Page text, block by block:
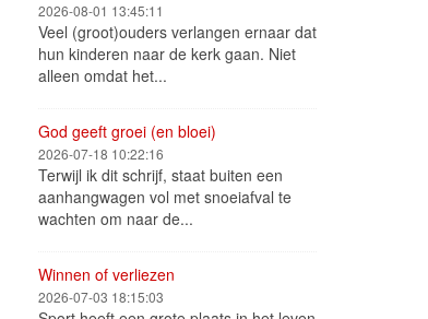
2026-08-01 13:45:11
Veel (groot)ouders verlangen ernaar dat
hun kinderen naar de kerk gaan. Niet
alleen omdat het...
God geeft groei (en bloei)
2026-07-18 10:22:16
Terwijl ik dit schrijf, staat buiten een
aanhangwagen vol met snoeiafval te
wachten om naar de...
Winnen of verliezen
2026-07-03 18:15:03